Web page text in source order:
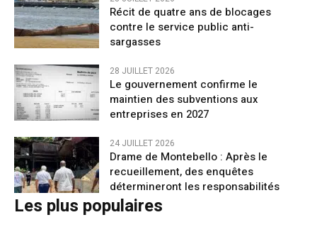
Récit de quatre ans de blocages
contre le service public anti-
sargasses
28 JUILLET 2026
Le gouvernement confirme le
maintien des subventions aux
entreprises en 2027
24 JUILLET 2026
Drame de Montebello : Après le
recueillement, des enquêtes
détermineront les responsabilités
Les plus populaires